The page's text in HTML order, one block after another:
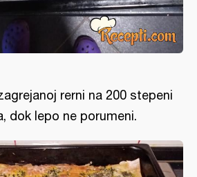
rerni na 200 stepeni
dok lepo ne porumeni.